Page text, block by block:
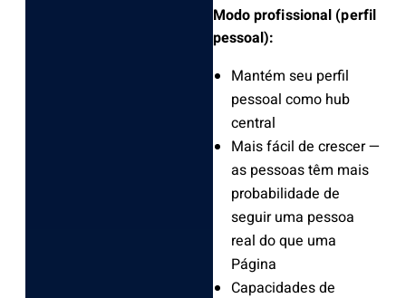
Modo profissional (perfil
pessoal):
Mantém seu perfil
pessoal como hub
central
Mais fácil de crescer —
as pessoas têm mais
probabilidade de
seguir uma pessoa
real do que uma
Página
Capacidades de